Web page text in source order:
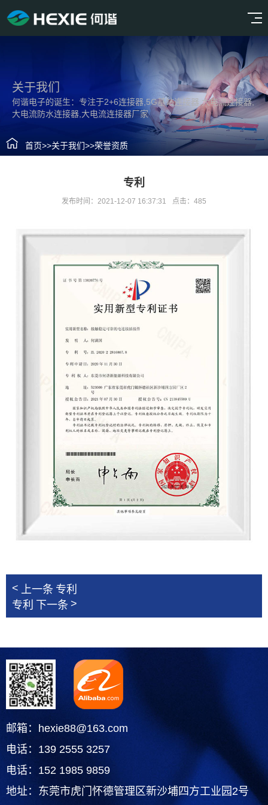
关于我们
何谐电子的诞生：专注于2+6连接器,5G基站连接器,大电流连接器,
大电流防水连接器,大电流连接器厂家
首页>>关于我们>>荣誉资质
专利
发布时间：2021-12-07 16:37:31 点击：485
< 上一条 专利
专利
下一条 >
邮箱：hexie88@163.com
电话：139 2555 3257
电话：152 1985 9859
地址：东莞市虎门怀德管理区新沙埔四方工业园2号